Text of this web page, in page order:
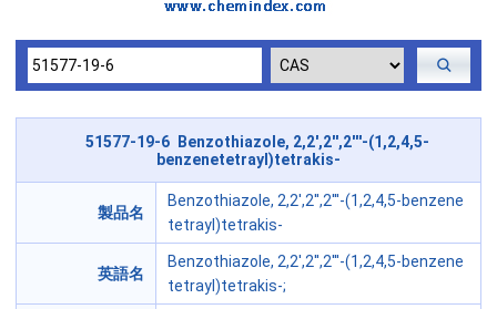
51577-19-6 Benzothiazole, 2,2',2'',2'''-(1,2,4,5-
benzenetetrayl)tetrakis-
製品名
Benzothiazole, 2,2',2'',2'''-(1,2,4,5-benzene
tetrayl)tetrakis-
英語名
Benzothiazole, 2,2',2'',2'''-(1,2,4,5-benzene
tetrayl)tetrakis-;